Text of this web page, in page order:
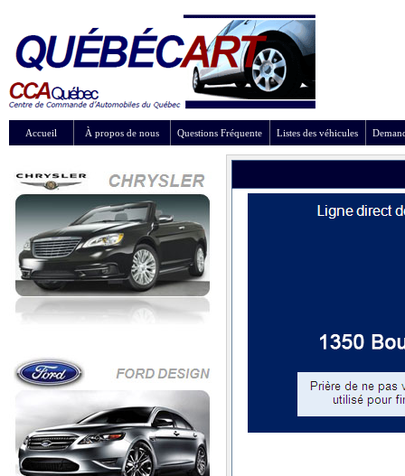
Accueil À propos de nous Questions Fréquente Listes des véhicules